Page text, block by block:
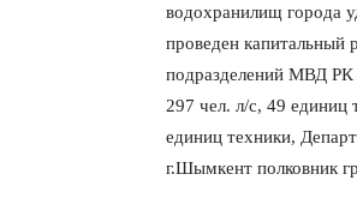
водохранилищ города
проведен капитальный
подразделений МВД РК
297 чел. л/с, 49 единиц
единиц техники,
г.Шымкент полковник